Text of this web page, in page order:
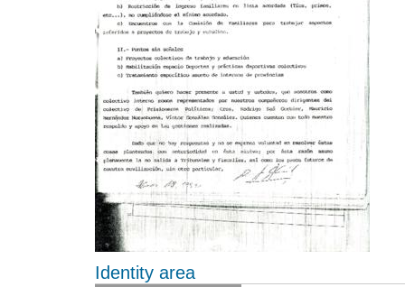
Identity area